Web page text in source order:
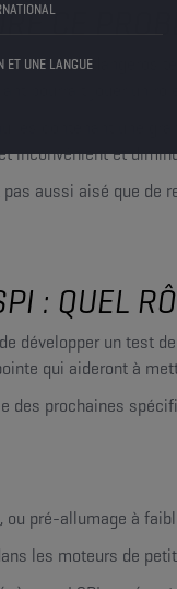
ET UNE LANGUE
CE
? La
pourrait jouer un
contenant une
inconvénient et
pas aussi aisé que
: QUEL
développer un test
qui aideront à
des prochaines
ou pré-allumage à
les moteurs de